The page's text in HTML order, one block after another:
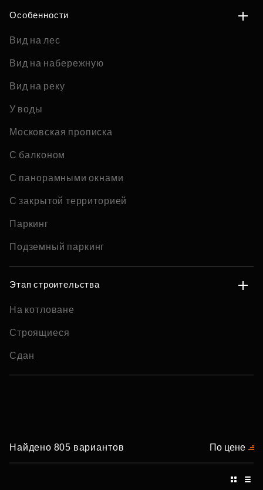
Особенности
Вид на лес
Вид на набережную
Вид на реку
У воды
Московская прописка
С балконом
С панорамными окнами
С закрытой территорией
Паркинг
Подземный паркинг
Этап строительства
На котловане
Строящиеся
Сдан
Найдено 805 вариантов По цене